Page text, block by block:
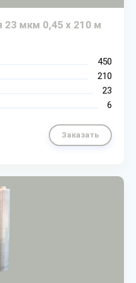
23 мкм 0,45 х 210 м
450
210
23
6
Заказать